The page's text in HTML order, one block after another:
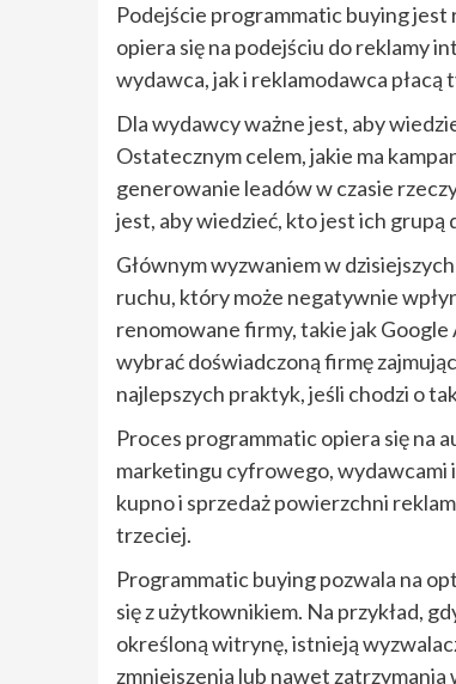
Podejście programmatic buying
opiera się na podejściu do reklamy
wydawca, jak i reklamodawca płacą
Dla wydawcy ważne jest, aby
Ostatecznym celem, jakie ma
generowanie leadów w czasie
jest, aby wiedzieć, kto jest ich grupą
Głównym wyzwaniem w
ruchu, który może negatywnie
renomowane firmy, takie jak
wybrać doświadczoną firmę
najlepszych praktyk, jeśli chodzi o
Proces programmatic opiera się na
marketingu cyfrowego, wydawcami
kupno i sprzedaż powierzchni
trzeciej.
Programmatic buying pozwala na
się z użytkownikiem. Na przykład,
określoną witrynę, istnieją
zmniejszenia lub nawet